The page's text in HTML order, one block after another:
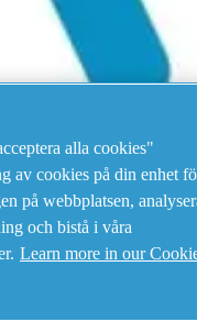
några minuter.
Montecchio Maggiore,
details
alla cookies"
av cookies på din enhet
på webbplatsen,
och bistå i våra
Learn more in our